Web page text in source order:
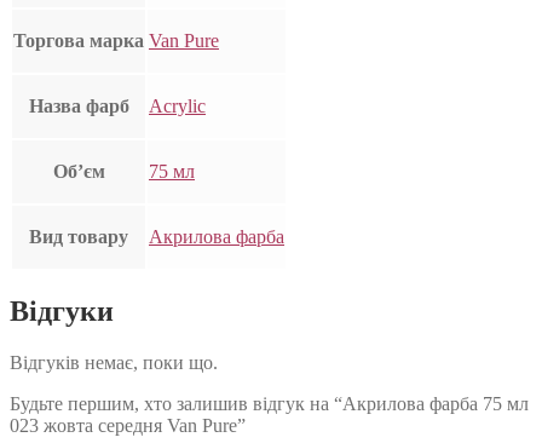
Торгова марка Van Pure
Назва фарб Acrylic
Об’єм 75 мл
Вид товару Акрилова фарба
Відгуки
Відгуків немає, поки що.
Будьте першим, хто залишив відгук на “Акрилова фарба 75 мл
023 жовта середня Van Pure”